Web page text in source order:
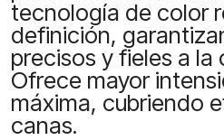
tecnología de color
definición,
precisos y fieles a la
Ofrece mayor
máxima, cubriendo
canas.